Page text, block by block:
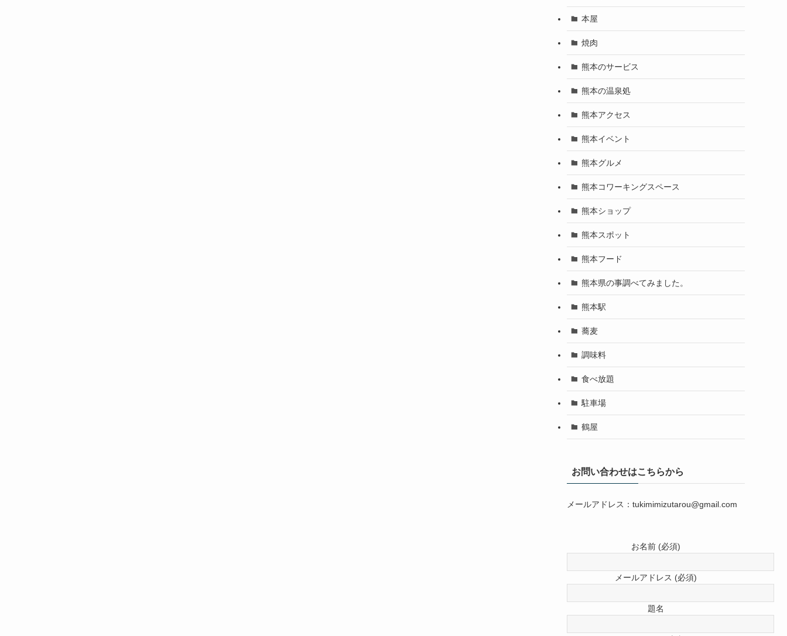
本屋
焼肉
熊本のサービス
熊本の温泉処
熊本アクセス
熊本イベント
熊本グルメ
熊本コワーキングスペース
熊本ショップ
熊本スポット
熊本フード
熊本県の事調べてみました。
熊本駅
蕎麦
調味料
食べ放題
駐車場
鶴屋
お問い合わせはこちらから
メールアドレス：tukimimizutarou@gmail.com
お名前 (必須)
メールアドレス (必須)
題名